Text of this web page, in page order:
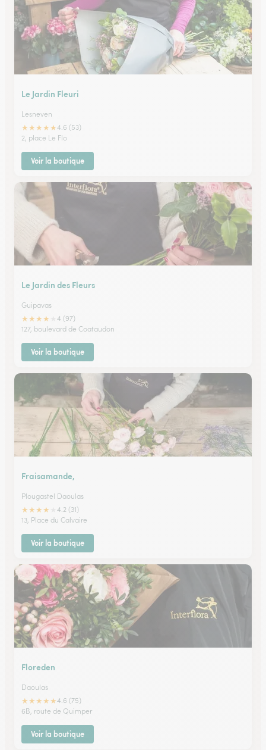
Le Jardin Fleuri
Lesneven
★★★★★4.6 (53)
2, place Le Flo
Voir la boutique
Le Jardin des Fleurs
Guipavas
★★★★
4 (97)
127, boulevard de Coataudon
Voir la boutique
Fraisamande,
Plougastel Daoulas
★★★★
4.2 (31)
13, Place du Calvaire
Voir la boutique
Floreden
Daoulas
★★★★★4.6 (75)
6B, route de Quimper
Voir la boutique